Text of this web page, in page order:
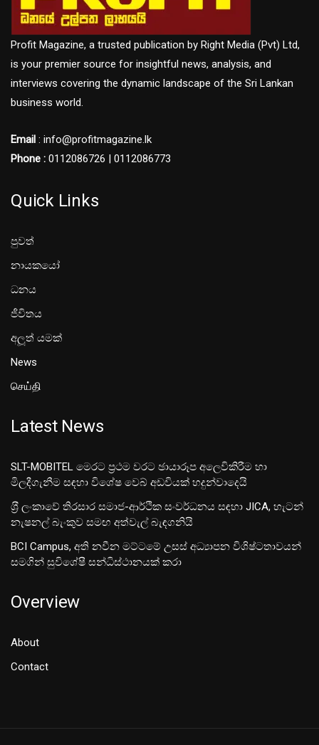
Profit Magazine, a trusted publication by Right Media (Pvt) Ltd,
is your premier source for insightful news, analysis, and
interviews covering the dynamic landscape of the Sri Lankan
business world.
Email : info@profitmagazine.lk
Phone : 0112086726 | 0112086773
Quick Links
පුවත්
නායකයෝ
ධනය
ජීවිතය
අලූත් යමක්
News
செய்தி
Latest News
SLT-MOBITEL මෙරට ප්‍රථම වරට ඡායාරූප අලෙවිකිරීම හා
මිලදීගැනීම සඳහා විශේෂ වෙබ් අඩවියක් හදුන්වාදෙයි
ශ‍්‍රී ලංකාවේ තිරසාර සමාජ-ආර්ථික සංවර්ධනය සඳහා JICA, හැටන්
නැෂනල් බැංකුව සමඟ අත්වැල් බැඳගනියි
BCI Campus, අති නවීන මට්ටමේ උසස් අධ්‍යාපන විශිෂ්ටතාවයන්
සමගින් සුවිශේෂී සන්ධිස්ථානයක් කරා
Overview
About
Contact